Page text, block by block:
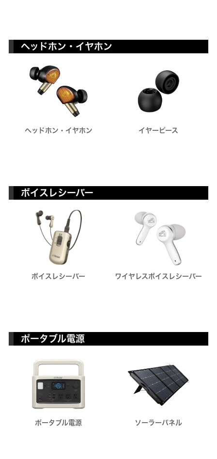
ヘッドホン・イヤホン
ヘッドホン・イヤホン イヤーピース
ボイスレシーバー
ボイスレシーバー ワイヤレスボイスレシーバー
ポータブル電源
ポータブル電源 ソーラーパネル